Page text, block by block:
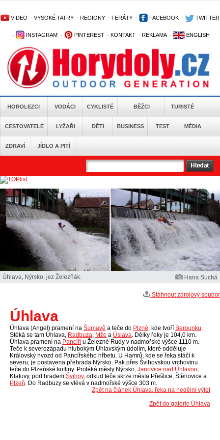
VIDEO - VYSOKÉ TATRY - REGIONY - FERÁTY - FACEBOOK - TWITTER
- INSTAGRAM - PINTEREST - KONTAKT - REKLAMA - ENGLISH
HOROLEZCI VODÁCI CYKLISTÉ BĚŽCI TURISTÉ
CESTOVATELÉ LYŽAŘI DĚTI BUSINESS TEST MÉDIA
ZDRAVÍ JÍDLO A PITÍ
Úhlava, Nýrsko, jez Železňák. Hana Suchá
Stáhnout zdrojový soubor
Úhlava
Úhlava (Angel) pramení na Šumavě a teče do Plzně , kde tvoří Berounku
Stéká se tam Úhlava, Radbuza Mže a Úslava . Délky řeky je 104,0 km.
Úhlava pramení na Pancíři u Železné Rudy v nadmořské výšce 1110 m.
Teče k severozápadu hlubokým Úhlavským údolím, které odděluje
Královský hvozd od Pancířského hřbetu. U Hamrů, kde se řeka stáčí k
severu, je postavena přehrada Nýrsko. Pak přes Švihovskou vrchovinu
teče do Plzeňské kotliny. Protéká městy Nýrsko, Janovice nad Úhlavou
Klatovy, pod hradem Švihov, odkud teče skrze města Přeštice, Štěnovice a
Plzeň . Do Radbuzy se vlévá v nadmořské výšce 303 m.
Zpět na článek Úhlava, řeka na nedělní výlet
Zpět do galerie Úhlava